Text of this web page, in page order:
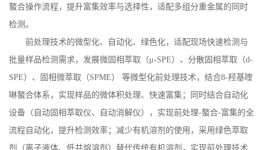
螯合操作流程，提升富集效率与选择性，适配多组分重金属的同时
检测。
前处理技术的微型化、自动化、绿色化，适配现场快速检测与
批量样品检测需求，发展微固相萃取（μ-SPE）、分散固相萃取（d-
SPE）、固相微萃取（SPME） 等微型化前处理技术，结合8-羟基喹
啉螯合体系，实现样品的微体积处理、快速富集；同时结合自动化
设备（自动固相萃取仪、自动消解仪），实现前处理-螯合-富集的全
流程自动化，提升检测效率；减少有机溶剂的使用，采用绿色萃取
剂（离子液体、低共熔溶剂）替代传统有机溶剂，实现前处理技术